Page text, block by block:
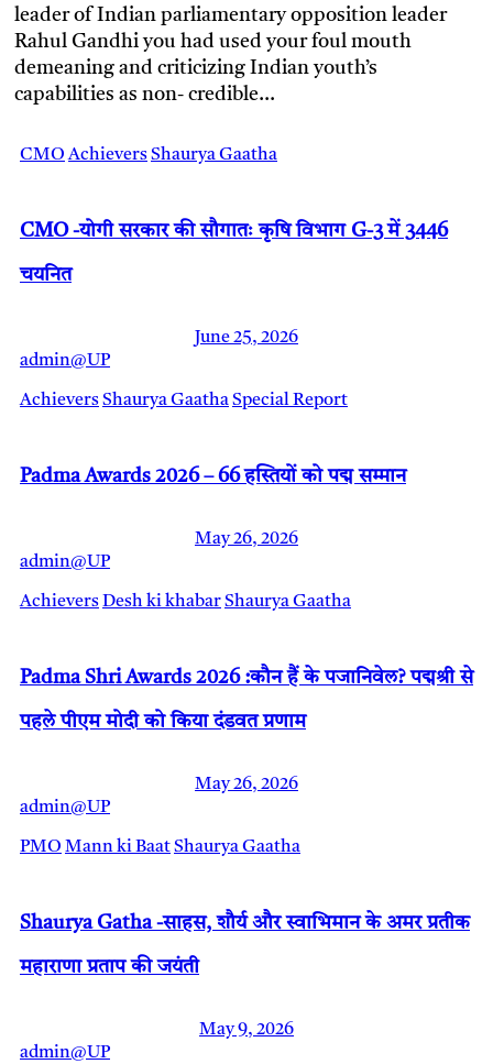
leader of Indian parliamentary opposition leader
Rahul Gandhi you had used your foul mouth
demeaning and criticizing Indian youth’s
capabilities as non- credible…
CMO AchieversShaurya Gaatha
CMO -योगी सरकार की सौगातः कृषि विभाग G-3 में 3446
चयनित
June 25, 2026
admin@UP
AchieversShaurya GaathaSpecial Report
Padma Awards 2026 – 66 हस्तियों को पद्म सम्मान
May 26, 2026
admin@UP
AchieversDesh ki khabarShaurya Gaatha
Padma Shri Awards 2026 :कौन हैं के पजानिवेल? पद्मश्री से
पहले पीएम मोदी को किया दंडवत प्रणाम
May 26, 2026
admin@UP
PMO Mann ki BaatShaurya Gaatha
Shaurya Gatha -साहस, शौर्य और स्वाभिमान के अमर प्रतीक
महाराणा प्रताप की जयंती
May 9, 2026
admin@UP